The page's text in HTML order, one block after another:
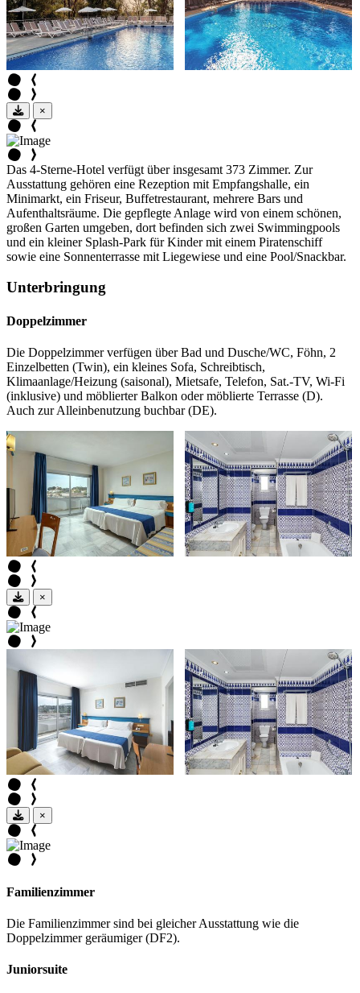
×
Das 4-Sterne-Hotel verfügt über insgesamt 373 Zimmer. Zur
Ausstattung gehören eine Rezeption mit Empfangshalle, ein
Minimarkt, ein Friseur, Buffetrestaurant, mehrere Bars und
Aufenthaltsräume. Die gepflegte Anlage wird von einem schönen,
großen Garten umgeben, dort befinden sich zwei Swimmingpools
und ein kleiner Splash-Park für Kinder mit einem Piratenschiff
sowie eine Sonnenterrasse mit Liegewiese und eine Pool/Snackbar.
Unterbringung
Doppelzimmer
Die Doppelzimmer verfügen über Bad und Dusche/WC, Föhn, 2
Einzelbetten (Twin), ein kleines Sofa, Schreibtisch,
Klimaanlage/Heizung (saisonal), Mietsafe, Telefon, Sat.-TV, Wi-Fi
(inklusive) und möblierter Balkon oder möblierte Terrasse (D).
Auch zur Alleinbenutzung buchbar (DE).
×
×
Familienzimmer
Die Familienzimmer sind bei gleicher Ausstattung wie die
Doppelzimmer geräumiger (DF2).
Juniorsuite